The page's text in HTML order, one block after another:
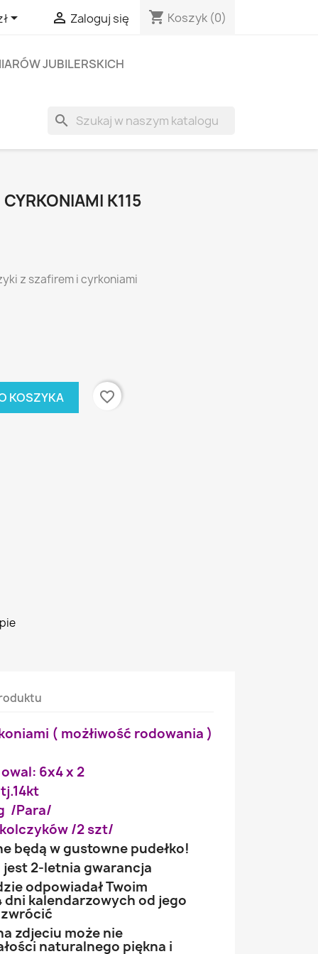
  Zaloguj się shopping_cart Koszyk (0)
JUBILERSKICH
search
K115
z szafirem i cyrkoniami
KOSZYKA favorite_border
( możłiwość rodowania )
6x4 x 2
/Para/
/2 szt/
będą w gustowne pudełko!
2-letnia gwarancja
odpowiadał Twoim
dni kalendarzowych od jego
zdjeciu może nie
naturalnego piękna i